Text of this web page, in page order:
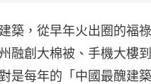
築，從早年火出圈的福
融創大棉被、手機大樓
是每年的「中國最醜建